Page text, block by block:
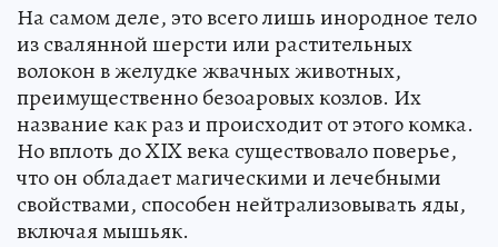
На самом деле, это всего лишь инородное тело
из свалянной шерсти или растительных
волокон в желудке жвачных животных,
преимущественно безоаровых козлов. Их
название как раз и происходит от этого комка.
Но вплоть до XIX века существовало поверье,
что он обладает магическими и лечебными
свойствами, способен нейтрализовывать яды,
включая мышьяк.